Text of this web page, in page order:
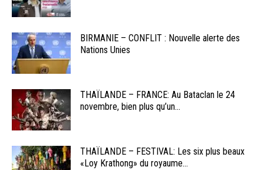
BIRMANIE – CONFLIT : Nouvelle alerte des
Nations Unies
THAÏLANDE – FRANCE: Au Bataclan le 24
novembre, bien plus qu’un...
THAÏLANDE – FESTIVAL: Les six plus beaux
«Loy Krathong» du royaume...